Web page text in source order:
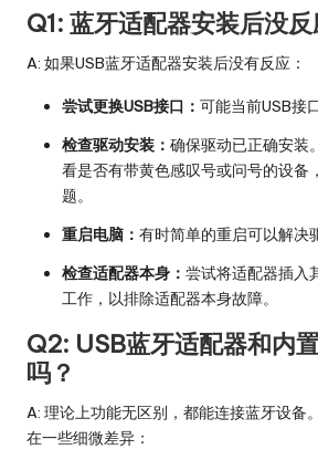
Q1: 蓝牙适配器安装后没反
A: 如果USB蓝牙适配器安装后没有反应：
尝试更换USB接口： 可能当前USB接
检查驱动安装： 确保驱动已正确安装
看是否有带黄色感叹号或问号的设备
题。
重启电脑： 有时简单的重启可以解决
检查适配器本身： 尝试将适配器插入
工作，以排除适配器本身故障。
Q2: USB蓝牙适配器和内
吗？
A: 理论上功能无区别，都能连接蓝牙设备
在一些细微差异：